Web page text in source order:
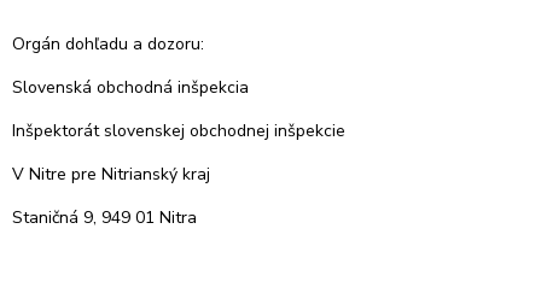
Orgán dohľadu a dozoru:
Slovenská obchodná inšpekcia
Inšpektorát slovenskej obchodnej inšpekcie
V Nitre pre Nitrianský kraj
Staničná 9, 949 01 Nitra